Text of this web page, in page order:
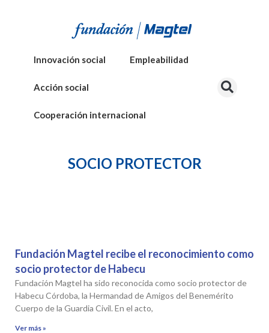
Innovación social Empleabilidad
Acción social
Cooperación internacional
SOCIO PROTECTOR
Fundación Magtel recibe el reconocimiento como
socio protector de Habecu
Fundación Magtel ha sido reconocida como socio protector de
Habecu Córdoba, la Hermandad de Amigos del Benemérito
Cuerpo de la Guardia Civil. En el acto,
Ver más »